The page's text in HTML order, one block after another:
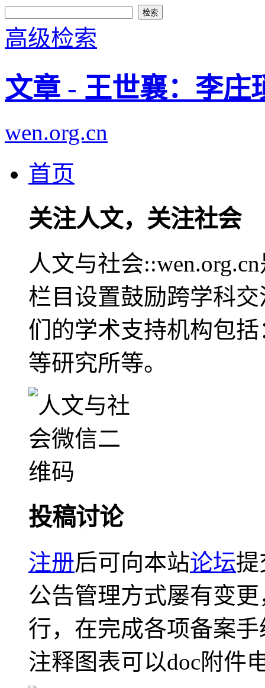
高级检索
文章 - 王世襄：李庄
wen.org.cn
首页
关注人文，关注社会
人文与社会
栏目设置鼓励跨学科
们的学术支持机构包
等研究所等。
投稿讨论
注册后可向本站论坛提
公告管理方式屡有变
行，在完成各项备案
注释图表可以doc附件